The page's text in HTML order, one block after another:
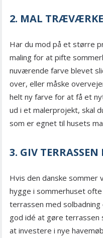
2. MAL
Har du mod på et større
maling for at pifte
nuværende farve blevet
over, eller måske
helt ny farve for at få et
ud i et malerprojekt, skal
som er egnet til husets
3. GIV
Hvis den danske sommer
hygge i sommerhuset
terrassen med
god idé at gøre terrassen
at investere i nye